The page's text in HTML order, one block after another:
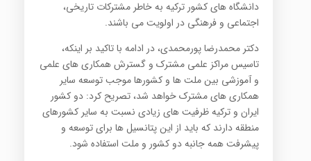
دانشگاه های کشور ترکیه به خاطر مشترکات تاریخی،
اجتماعی و فرهنگی در اولویت می باشند.
دکتر محمدرضا پورمحمدی، در ادامه با تاکید بر اینکه،
تاسیس مراکز علمی مشترک و گسترش همکاری های علمی
و آموزشی بین ملت ها و کشورها موجب توسعه سایر
همکاری های مشترک خواهد شد، تصریح کرد: دو کشور
ایران و ترکیه ظرفیت های زیادی نسبت به سایر کشورهای
منطقه دارند که باید از این پتانسیل ها برای توسعه و
پیشرفت همه جانبه دو کشور و ملت استفاده شود.